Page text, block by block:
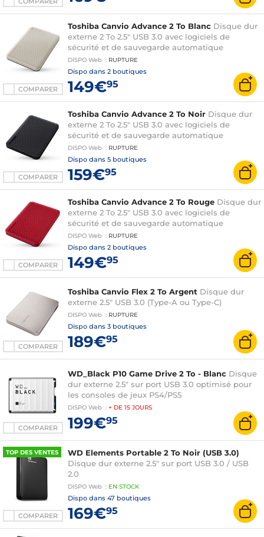
COMPARER
Toshiba Canvio Advance 2 To Blanc Disque dur
externe 2 To 2.5" USB 3.0 avec logiciels de
sécurité et de sauvegarde automatique
DISPO Web : RUPTURE
Dispo dans 2 boutiques
149€95
COMPARER
Toshiba Canvio Advance 2 To Noir Disque dur
externe 2 To 2.5" USB 3.0 avec logiciels de
sécurité et de sauvegarde automatique
DISPO Web : RUPTURE
Dispo dans 5 boutiques
159€95
COMPARER
Toshiba Canvio Advance 2 To Rouge Disque dur
externe 2 To 2.5" USB 3.0 avec logiciels de
sécurité et de sauvegarde automatique
DISPO Web : RUPTURE
Dispo dans 2 boutiques
149€95
COMPARER
Toshiba Canvio Flex 2 To Argent Disque dur
externe 2.5" USB 3.0 (Type-A ou Type-C)
DISPO Web : RUPTURE
Dispo dans 3 boutiques
189€95
COMPARER
WD_Black P10 Game Drive 2 To - Blanc Disque
dur externe 2.5" sur port USB 3.0 optimisé pour
les consoles de jeux PS4/PS5
DISPO Web : + DE 15 JOURS
199€95
TOP DES VENTES
COMPARER
WD Elements Portable 2 To Noir (USB 3.0)
Disque dur externe 2.5" sur port USB 3.0 / USB
2.0
DISPO Web : EN STOCK
Dispo dans 47 boutiques
169€95